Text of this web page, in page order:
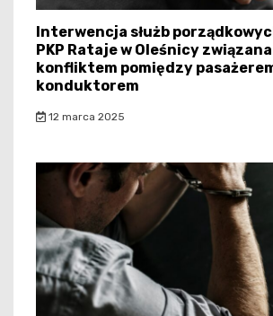
Interwencja służb
PKP Rataje w Oleśnicy
konfliktem pomiędzy
konduktorem
12 marca 2025